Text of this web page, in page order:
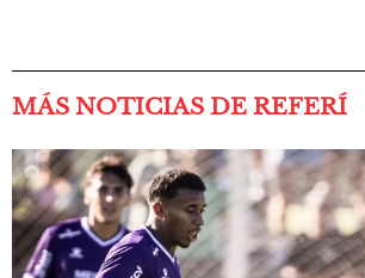
MÁS NOTICIAS DE REFERÍ